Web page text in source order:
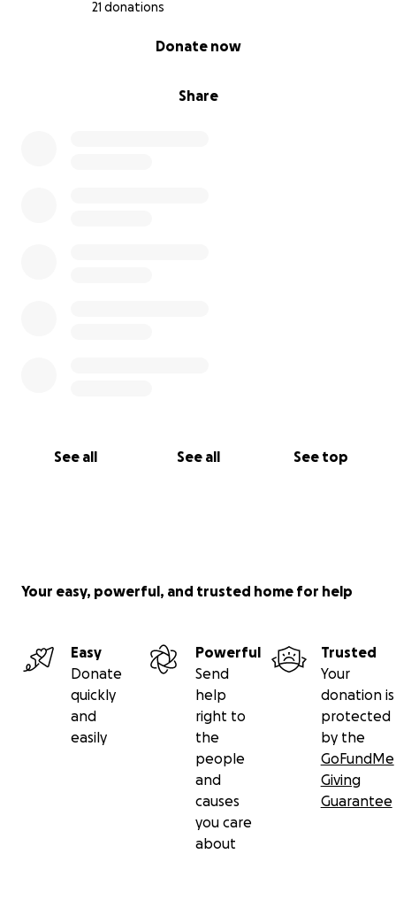
21 donations
Share
Donate now
See all See all See top
Your easy, powerful, and trusted home for help
Easy
Donate
quickly
and
easily
Powerful
Send
help
right to
the
people
and
causes
you care
about
Trusted
Your
donation is
protected
by the
GoFundMe
Giving
Guarantee